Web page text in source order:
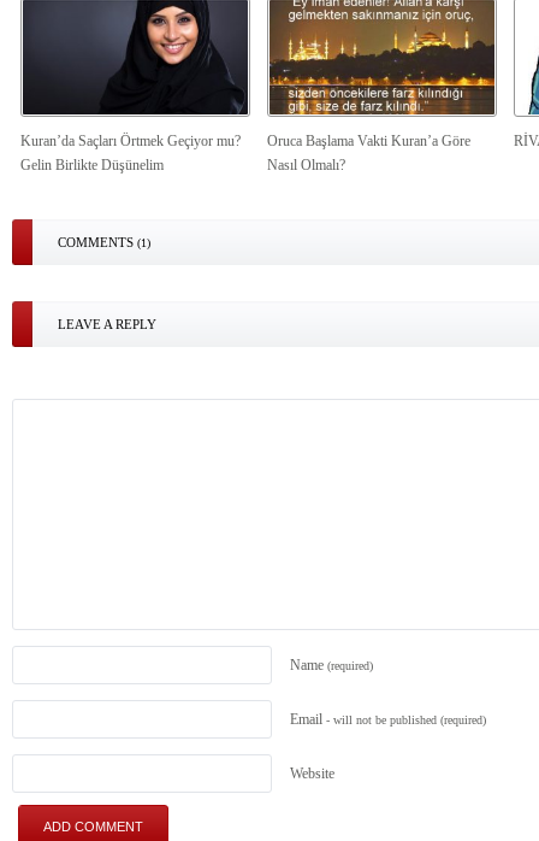
Kuran’da Saçları Örtmek Geçiyor mu?
Gelin Birlikte Düşünelim
Oruca Başlama Vakti Kuran’a Göre
Nasıl Olmalı?
COMMENTS (1)
LEAVE A REPLY
Name (required)
Email - will not be published (required)
Website